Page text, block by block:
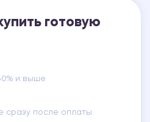
готовую
и выше
сразу после оплаты